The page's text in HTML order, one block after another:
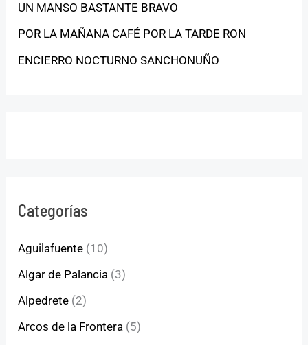
UN MANSO BASTANTE BRAVO
POR LA MAÑANA CAFÉ POR LA TARDE RON
ENCIERRO NOCTURNO SANCHONUÑO
Categorías
Aguilafuente (10)
Algar de Palancia (3)
Alpedrete (2)
Arcos de la Frontera (5)